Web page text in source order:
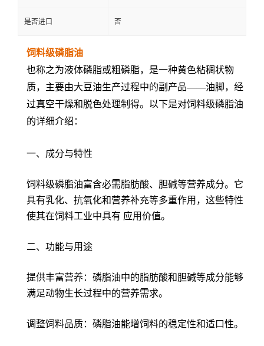
是否进口 否
饲料级磷脂油
也称之为液体磷脂或粗磷脂，是一种黄色粘稠状物
质，主要由大豆油生产过程中的副产品——油脚，经
过真空干燥和脱色处理制得。以下是对饲料级磷脂油
的详细介绍：
一、成分与特性
饲料级磷脂油富含必需脂肪酸、胆碱等营养成分。它
具有乳化、抗氧化和营养补充等多重作用，这些特性
使其在饲料工业中具有 应用价值。
二、功能与用途
提供丰富营养：磷脂油中的脂肪酸和胆碱等成分能够
满足动物生长过程中的营养需求。
调整饲料品质：磷脂油能增饲料的稳定性和适口性。